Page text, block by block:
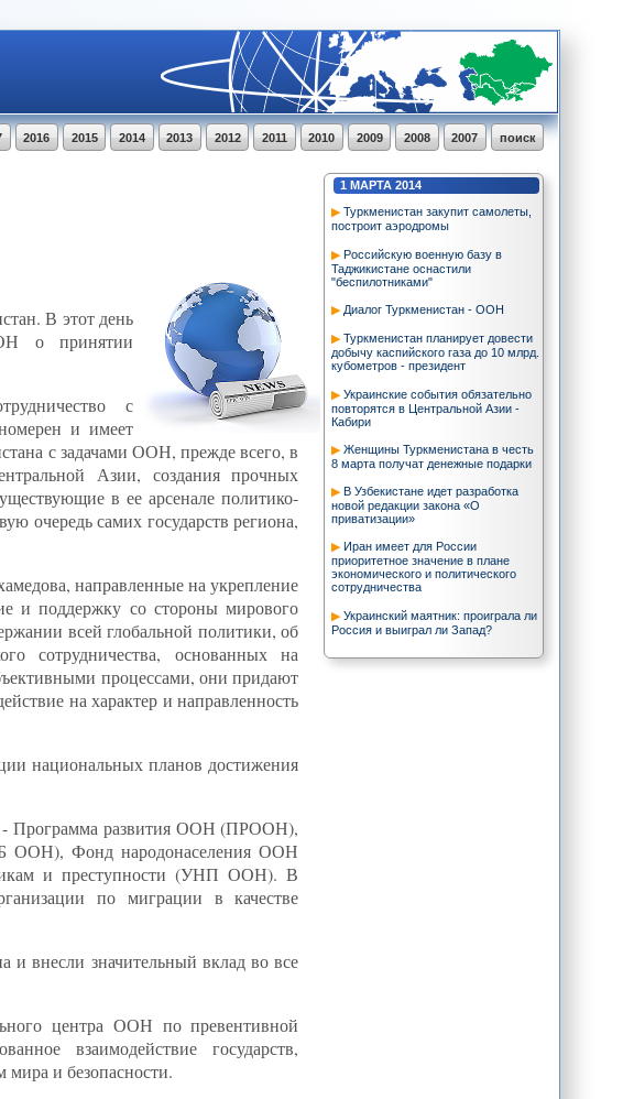
поиск
2007
2008
2009
2010
2011
2012
2013
2014
2015
2016
1 МАРТА 2014
Туркменистан закупит самолеты,
построит аэродромы
Российскую военную базу в
Таджикистане оснастили
"беспилотниками"
Диалог Туркменистан - ООН
Туркменистан планирует довести
добычу каспийского газа до 10 млрд.
кубометров - президент
Украинские события обязательно
повторятся в Центральной Азии -
Кабири
Женщины Туркменистана в честь
8 марта получат денежные подарки
В Узбекистане идет разработка
новой редакции закона «О
приватизации»
Иран имеет для России
приоритетное значение в плане
экономического и политического
сотрудничества
Украинский маятник: проиграла ли
Россия и выиграл ли Запад?
В этот день
о принятии
с
и имеет
с задачами ООН, прежде всего, в
Азии, создания прочных
в ее арсенале политико-
очередь самих государств региона,
направленные на укрепление
и поддержку со стороны мирового
всей глобальной политики, об
сотрудничества, основанных на
процессами, они придают
на характер и направленность
национальных планов достижения
- Программа развития ООН (ПРООН),
ООН), Фонд народонаселения ООН
и преступности (УНП ООН). В
по миграции в качестве
и внесли значительный вклад во все
центра ООН по превентивной
взаимодействие государств,
и безопасности.